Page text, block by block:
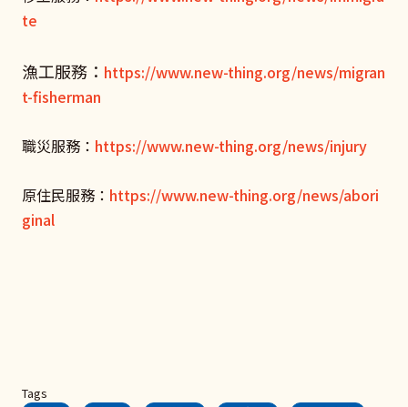
te
漁工服務： https://www.new-thing.org/news/migran
t-fisherman
職災服務： https://www.new-thing.org/news/injury
原住民服務： https://www.new-thing.org/news/abori
ginal
Tags